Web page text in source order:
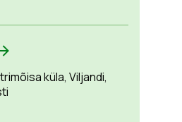
küla, Viljandi,